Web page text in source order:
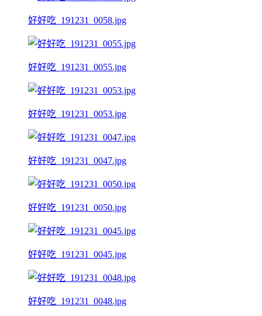
好好吃_191231_0058.jpg
好好吃_191231_0055.jpg
好好吃_191231_0053.jpg
好好吃_191231_0047.jpg
好好吃_191231_0050.jpg
好好吃_191231_0045.jpg
好好吃_191231_0048.jpg